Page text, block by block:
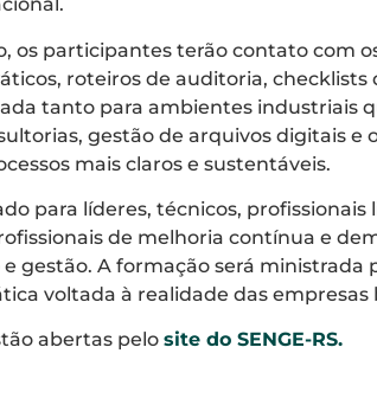
os participantes terão contato com
roteiros de auditoria, checklists
tanto para ambientes industriais
gestão de arquivos digitais e
mais claros e sustentáveis.
para líderes, técnicos, profissionais
de melhoria contínua e
gestão. A formação será ministrada
voltada à realidade das empresas
abertas pelo site do SENGE-RS.